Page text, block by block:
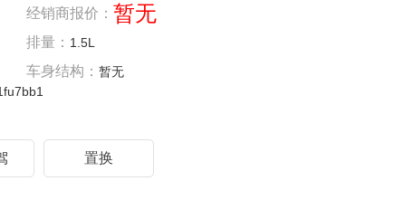
经销商报价： 暂无
排量： 1.5L
车身结构： 暂无
置换